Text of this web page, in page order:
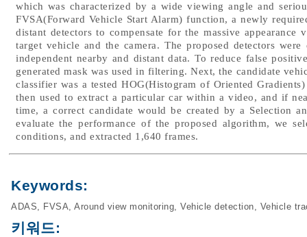
which was characterized by a wide viewing angle and
FVSA(Forward Vehicle Start Alarm) function, a newly
distant detectors to compensate for the massive
target vehicle and the camera. The proposed detectors
independent nearby and distant data. To reduce false
generated mask was used in filtering. Next, the candidate
classifier was a tested HOG(Histogram of Oriented
then used to extract a particular car within a video, and if
time, a correct candidate would be created by a Selection
evaluate the performance of the proposed algorithm, we
conditions, and extracted 1,640 frames.
Keywords:
ADAS, FVSA, Around view monitoring, Vehicle detection, Vehicle
키워드: